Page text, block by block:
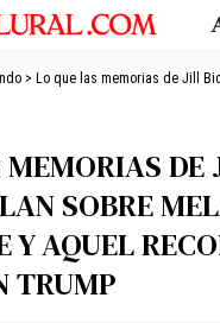
> Lo que las memorias de Jill Biden revelan sobre Melania, el Ala
DE
SOBRE
Y AQUEL
TRUMP